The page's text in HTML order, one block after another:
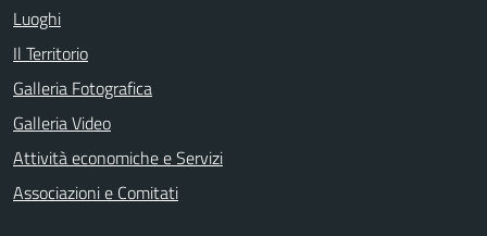
Luoghi
Il Territorio
Galleria Fotografica
Galleria Video
Attività economiche e Servizi
Associazioni e Comitati